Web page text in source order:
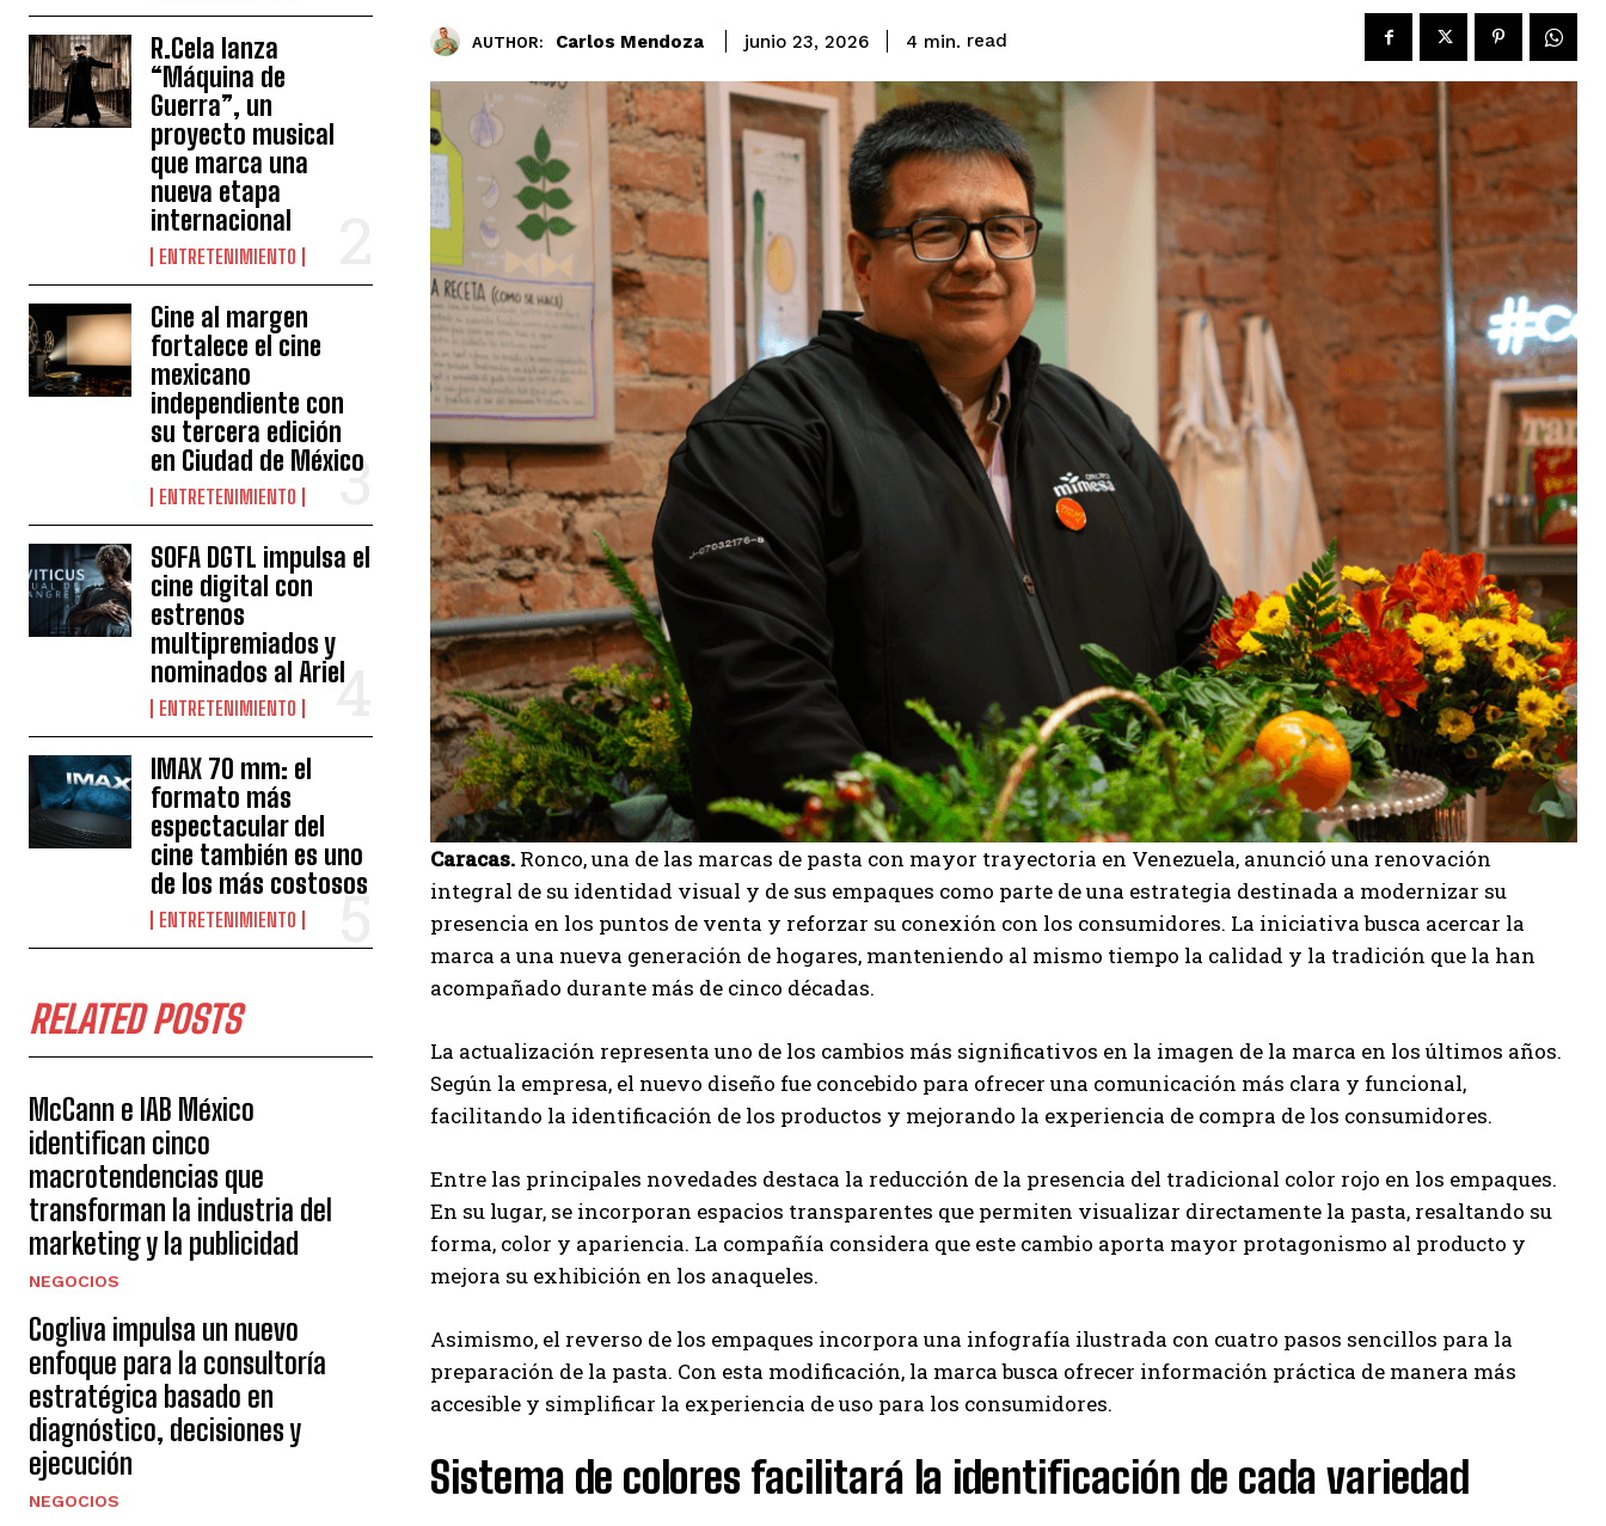
I WANT IN
I've read and accept thePrivacy Policy.
Carlos Mendoza
marketing digital que, a través de su experiencia
empresas de diferentes partes del mundo a
aumentar su visibilidad y fortalecer su presencia
R.Cela lanza
“Máquina de
Guerra”, un
proyecto musical
que marca una
nueva etapa
internacional
ENTRETENIMIENTO
Cine al margen
fortalece el cine
mexicano
independiente con
su tercera edición
en Ciudad de México
ENTRETENIMIENTO
SOFA DGTL impulsa el
cine digital con
estrenos
multipremiados y
nominados al Ariel
ENTRETENIMIENTO
IMAX 70 mm: el
formato más
espectacular del
cine también es uno
de los más costosos
ENTRETENIMIENTO
RELATED POSTS
McCann e IAB México
identifican cinco
macrotendencias que
transforman la industria del
marketing y la publicidad
NEGOCIOS
Cogliva impulsa un nuevo
enfoque para la consultoría
estratégica basado en
diagnóstico, decisiones y
ejecución
NEGOCIOS
AUTHOR: Carlos Mendoza junio 23, 2026 4 min. read
Caracas. Ronco, una de las marcas de pasta con mayor trayectoria en Venezuela, anunció una renovación
integral de su identidad visual y de sus empaques como parte de una estrategia destinada a modernizar su
presencia en los puntos de venta y reforzar su conexión con los consumidores. La iniciativa busca acercar la
marca a una nueva generación de hogares, manteniendo al mismo tiempo la calidad y la tradición que la han
acompañado durante más de cinco décadas.
La actualización representa uno de los cambios más significativos en la imagen de la marca en los últimos años.
Según la empresa, el nuevo diseño fue concebido para ofrecer una comunicación más clara y funcional,
facilitando la identificación de los productos y mejorando la experiencia de compra de los consumidores.
Entre las principales novedades destaca la reducción de la presencia del tradicional color rojo en los empaques.
En su lugar, se incorporan espacios transparentes que permiten visualizar directamente la pasta, resaltando su
forma, color y apariencia. La compañía considera que este cambio aporta mayor protagonismo al producto y
mejora su exhibición en los anaqueles.
Asimismo, el reverso de los empaques incorpora una infografía ilustrada con cuatro pasos sencillos para la
preparación de la pasta. Con esta modificación, la marca busca ofrecer información práctica de manera más
accesible y simplificar la experiencia de uso para los consumidores.
Sistema de colores facilitará la identificación de cada variedad